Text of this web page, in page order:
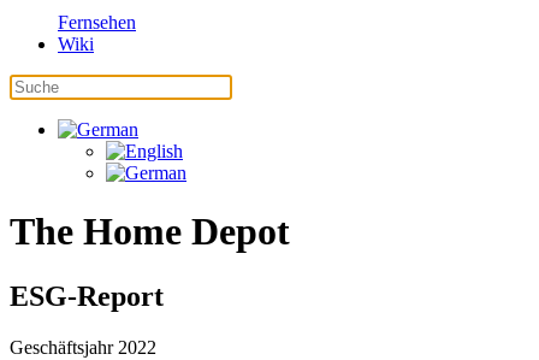
Fernsehen
Wiki
The Home Depot
ESG-Report
Geschäftsjahr 2022